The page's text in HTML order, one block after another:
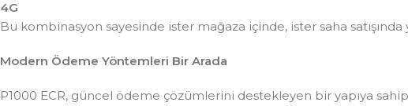
4G
Bu kombinasyon sayesinde ister mağaza içinde, ister saha
Modern Ödeme Yöntemleri Bir Arada
P1000 ECR, güncel ödeme çözümlerini destekleyen bir yapıya